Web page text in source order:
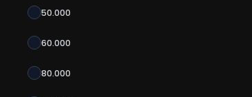
50.000
60.000
80.000